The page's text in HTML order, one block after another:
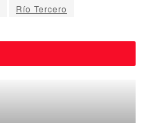
Río Tercero